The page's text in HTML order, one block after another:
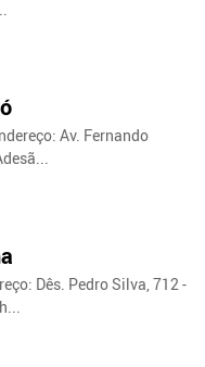
Av. Fernando
Dês. Pedro Silva, 712 -